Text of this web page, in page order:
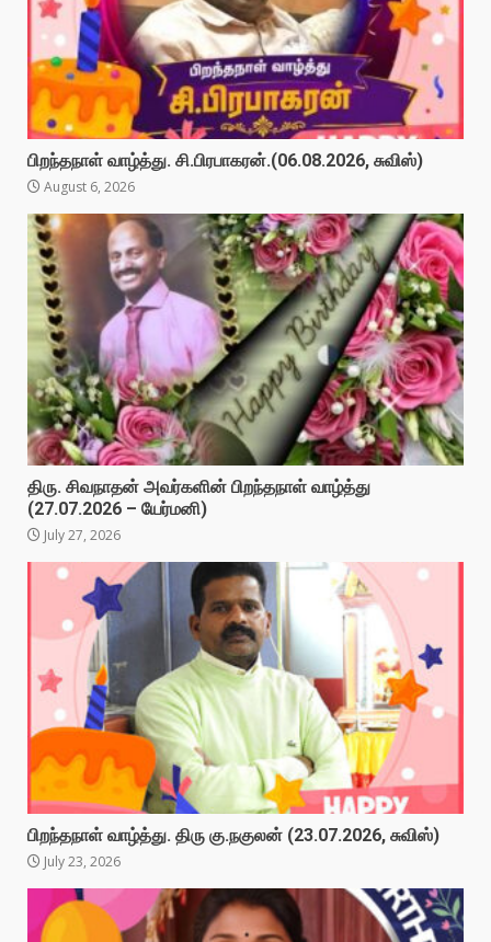
பிறந்தநாள் வாழ்த்து. சி.பிரபாகரன்.(06.08.2026, சுவிஸ்)
August 6, 2026
திரு. சிவநாதன் அவர்களின் பிறந்தநாள் வாழ்த்து
(27.07.2026 – யேர்மனி)
July 27, 2026
பிறந்தநாள் வாழ்த்து. திரு கு.நகுலன் (23.07.2026, சுவிஸ்)
July 23, 2026